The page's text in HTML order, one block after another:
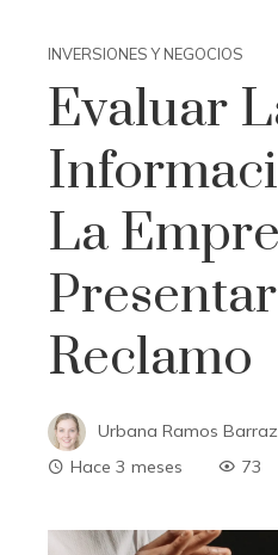
INVERSIONES Y NEGOCIOS
Evaluar
La
Reclamo
Urbana Ramos
Hace 3 meses
73